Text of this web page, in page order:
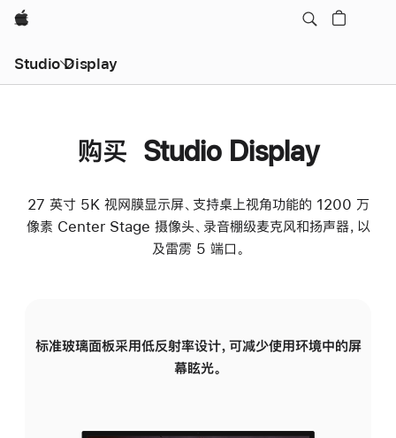
Apple
Studio Display
购买 Studio Display
27 英寸 5K 视网膜显示屏、支持桌上视角功能的 1200 万
像素 Center Stage 摄像头、录音棚级麦克风和扬声器，以
及雷雳 5 端口。
标准玻璃面板采用低反射率设计，可减少使用环境中的屏
幕眩光。